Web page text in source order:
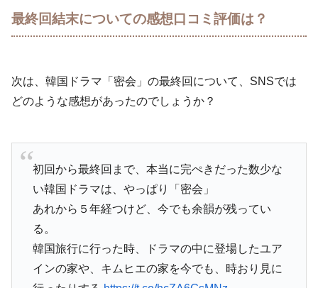
最終回結末についての感想口コミ評価は？
次は、韓国ドラマ「密会」の最終回について、SNSでは
どのような感想があったのでしょうか？
初回から最終回まで、本当に完ぺきだった数少な
い韓国ドラマは、やっぱり「密会」
あれから５年経つけど、今でも余韻が残ってい
る。
韓国旅行に行った時、ドラマの中に登場したユア
インの家や、キムヒエの家を今でも、時おり見に